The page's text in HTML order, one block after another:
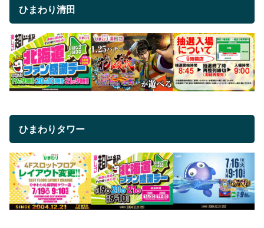
ひまわり清田
ひまわりタワー